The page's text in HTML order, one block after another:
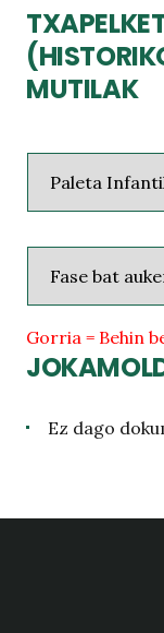
MUTILAK
Gorria = Behin
Ez dago